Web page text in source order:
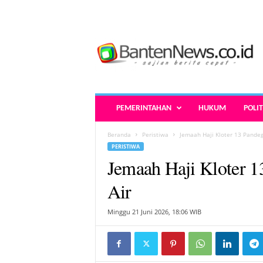
n
-
PEMERINTAHAN HUKUM
Beranda Peristiwa Jemaah Haji Kloter 13
PERISTIWA
Jemaah Haji Kloter
Air
Minggu 21 Juni 2026, 18:06 WIB